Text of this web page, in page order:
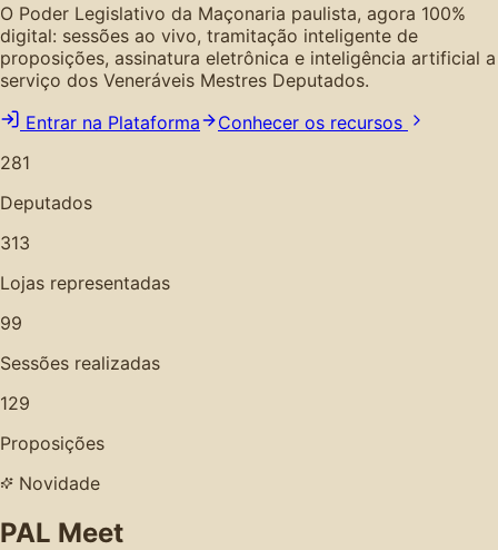
O Poder Legislativo da Maçonaria paulista, agora 100%
digital: sessões ao vivo, tramitação inteligente de
proposições, assinatura eletrônica e inteligência artificial a
serviço dos Veneráveis Mestres Deputados.
Entrar na Plataforma
Conhecer os recursos
281
Deputados
313
Lojas representadas
99
Sessões realizadas
129
Proposições
Novidade
PAL Meet